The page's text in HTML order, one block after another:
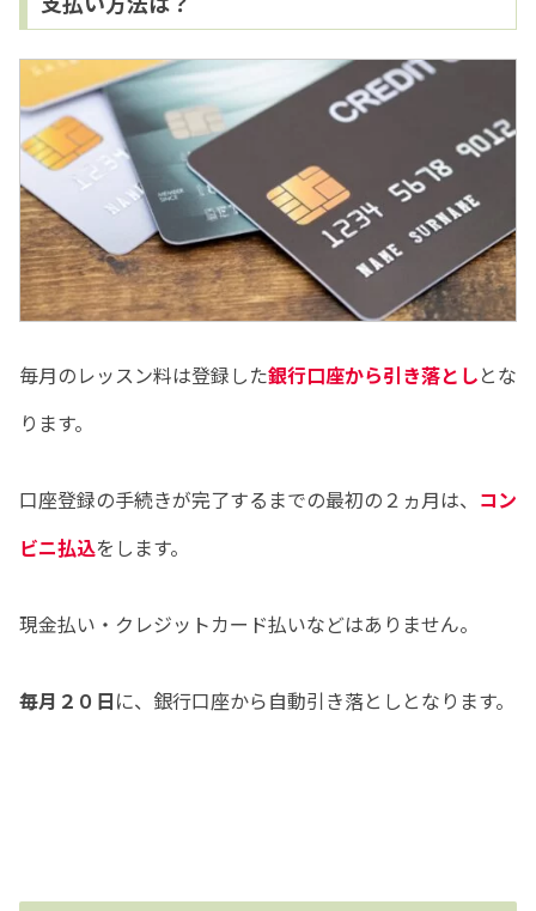
毎月のレッスン料は登録した銀行口座から引き落としとな
ります。
口座登録の手続きが完了するまでの最初の２ヵ月は、 コン
ビニ払込をします。
現金払い・クレジットカード払いなどはありません。
毎月２０日に、銀行口座から自動引き落としとなります。